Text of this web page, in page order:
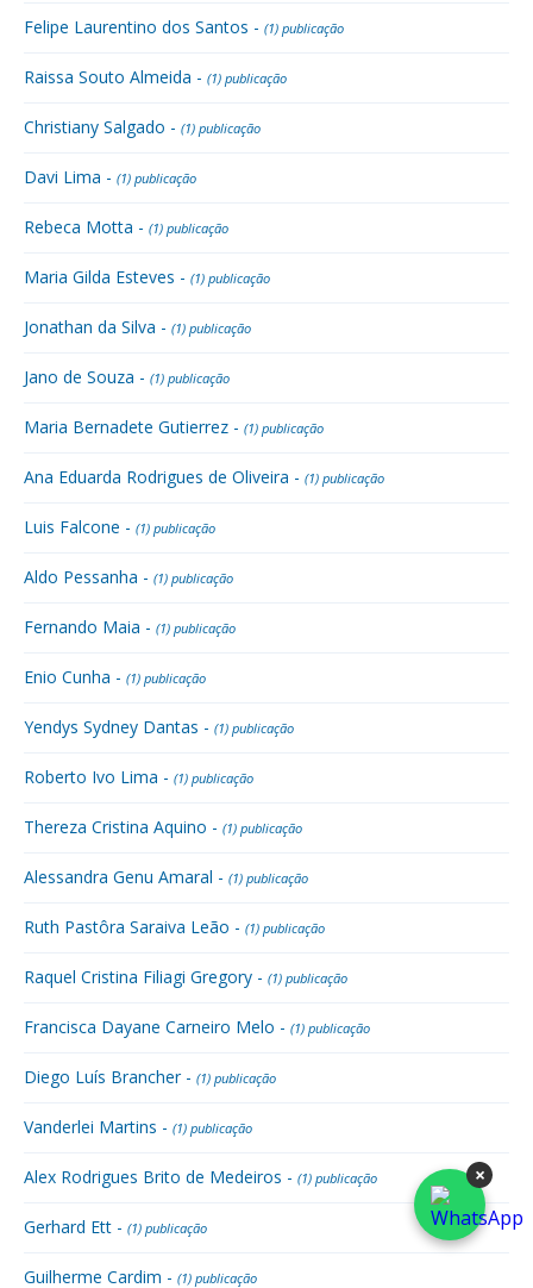
Felipe Laurentino dos Santos - (1) publicação
Raissa Souto Almeida - (1) publicação
Christiany Salgado - (1) publicação
Davi Lima - (1) publicação
Rebeca Motta - (1) publicação
Maria Gilda Esteves - (1) publicação
Jonathan da Silva - (1) publicação
Jano de Souza - (1) publicação
Maria Bernadete Gutierrez - (1) publicação
Ana Eduarda Rodrigues de Oliveira - (1) publicação
Luis Falcone - (1) publicação
Aldo Pessanha - (1) publicação
Fernando Maia - (1) publicação
Enio Cunha - (1) publicação
Yendys Sydney Dantas - (1) publicação
Roberto Ivo Lima - (1) publicação
Thereza Cristina Aquino - (1) publicação
Alessandra Genu Amaral - (1) publicação
Ruth Pastôra Saraiva Leão - (1) publicação
Raquel Cristina Filiagi Gregory - (1) publicação
Francisca Dayane Carneiro Melo - (1) publicação
Diego Luís Brancher - (1) publicação
Vanderlei Martins - (1) publicação
Alex Rodrigues Brito de Medeiros - (1) publicação
Gerhard Ett - (1) publicação
Guilherme Cardim - (1) publicação
×